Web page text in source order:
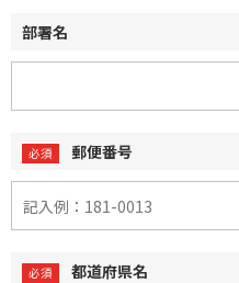
部署名
郵便番号
都道府県名